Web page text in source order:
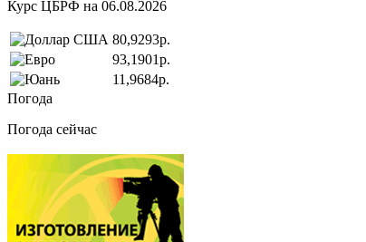
Курс ЦБРФ на 06.08.2026
80,9293р.
93,1901р.
11,9684р.
Погода
Погода сейчас